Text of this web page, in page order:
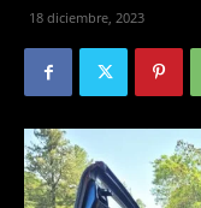
18 diciembre, 2023